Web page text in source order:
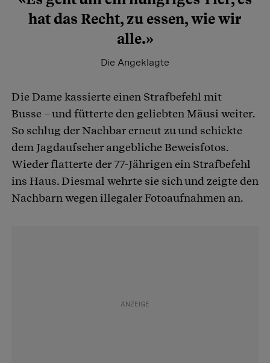
hat das Recht, zu essen, wie wir
alle.»
Die Angeklagte
Die Dame kassierte einen Strafbefehl mit
Busse – und fütterte den geliebten Mäusi weiter.
So schlug der Nachbar erneut zu und schickte
dem Jagdaufseher angebliche Beweisfotos.
Wieder flatterte der 77-Jährigen ein Strafbefehl
ins Haus. Diesmal wehrte sie sich und zeigte den
Nachbarn wegen illegaler Fotoaufnahmen an.